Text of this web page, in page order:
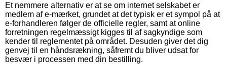
Et nemmere alternativ er at se om internet selskabet er
medlem af e-mærket, grundet at det typisk er et sympol på at
e-forhandleren følger de officielle regler, samt at online
forretningen regelmæssigt kigges til af sagkyndige som
kender til reglementet på området. Desuden giver det dig
genvej til en håndsrækning, såfremt du bliver udsat for
besvær i processen med din bestilling.